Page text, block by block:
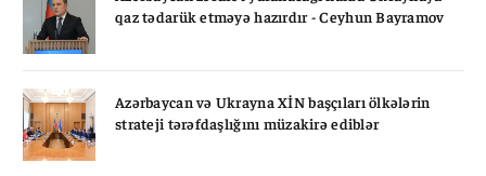
qaz tədarük etməyə hazırdır - Ceyhun Bayramov
Azərbaycan və Ukrayna XİN başçıları ölkələrin
strateji tərəfdaşlığını müzakirə ediblər